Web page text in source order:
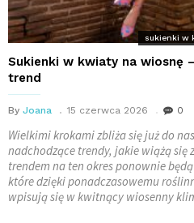
sukienki w
Sukienki w kwiaty na wiosnę
trend
By Joana 15 czerwca 2026 0
Wielkimi krokami zbliża się już do
nadchodzące trendy, jakie wiążą się
trendem na ten okres ponownie
które dzięki ponadczasowemu
wpisują się w kwitnący wiosenny